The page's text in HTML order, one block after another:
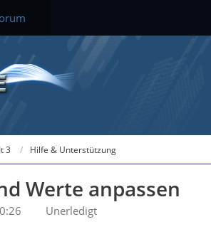
3 Hilfe & Unterstützung
Werte anpassen
Unerledigt